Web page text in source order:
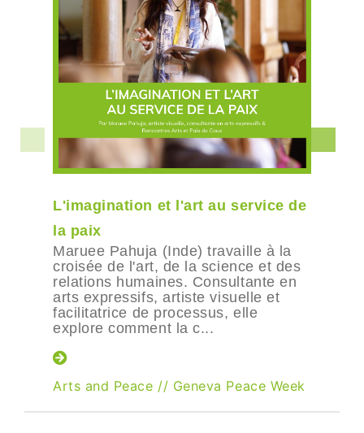
L'imagination et l'art au service de
la paix
Maruee Pahuja (Inde) travaille à la
croisée de l'art, de la science et des
relations humaines. Consultante en
arts expressifs, artiste visuelle et
facilitatrice de processus, elle
explore comment la c...
Arts and Peace // Geneva Peace Week